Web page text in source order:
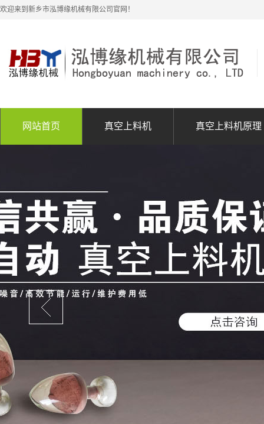
欢迎来到新乡市泓博缘机械有限公司官网！
网站首页 真空上料机 真空上料机原理